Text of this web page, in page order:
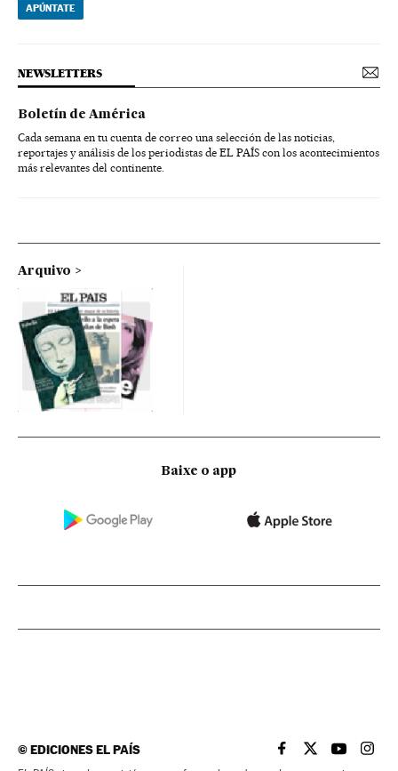
APÚNTATE
NEWSLETTERS
Boletín de América
Cada semana en tu cuenta de correo una selección de las noticias,
reportajes y análisis de los periodistas de EL PAÍS con los acontecimientos
más relevantes del continente.
Arquivo
Baixe o app
©EDICIONES EL PAÍS EL PAÍS BRASIL EN
EL PAÍSEL PAÍS
EL